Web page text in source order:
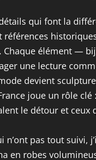
qui font la
Chaque élément —
une lecture
devient
joue un rôle
le détour et
n’ont pas tout suivi,
en robes